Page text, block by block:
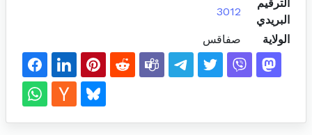
الترقيم
البريدي
3012
الولاية صفاقس